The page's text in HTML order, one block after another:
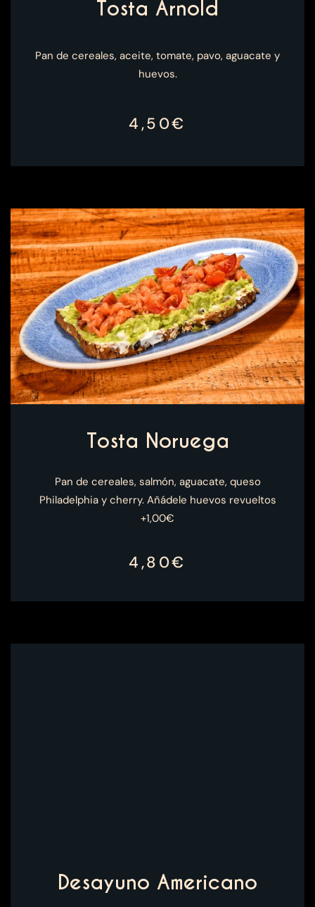
Tosta Arnold
Pan de cereales, aceite, tomate, pavo, aguacate y
huevos.
4,50€
Tosta Noruega
Pan de cereales, salmón, aguacate, queso
Philadelphia y cherry. Añádele huevos revueltos
+1,00€
4,80€
Desayuno Americano